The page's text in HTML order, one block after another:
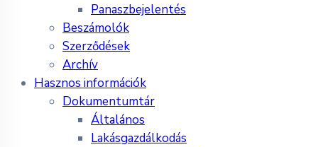
Panaszbejelentés
Beszámolók
Szerződések
Archív
Hasznos információk
Dokumentumtár
Általános
Lakásgazdálkodás